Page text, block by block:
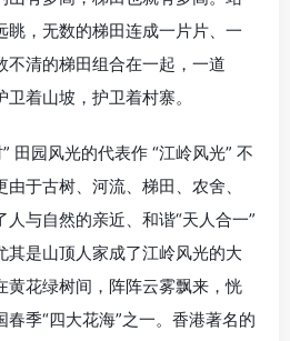
眺，无数的梯田连成一片片、一
不清的梯田组合在一起，一道
着山坡，护卫着村寨。
田园风光的代表作 “江岭风光” 不
于古树、河流、梯田、农舍、
与自然的亲近、和谐“天人合一”
其是山顶人家成了江岭风光的大
黄花绿树间，阵阵云雾飘来，恍
季“四大花海”之一。香港著名的